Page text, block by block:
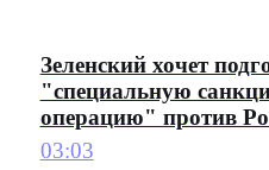
Зеленский хочет
"специальную
операцию" против
03:03